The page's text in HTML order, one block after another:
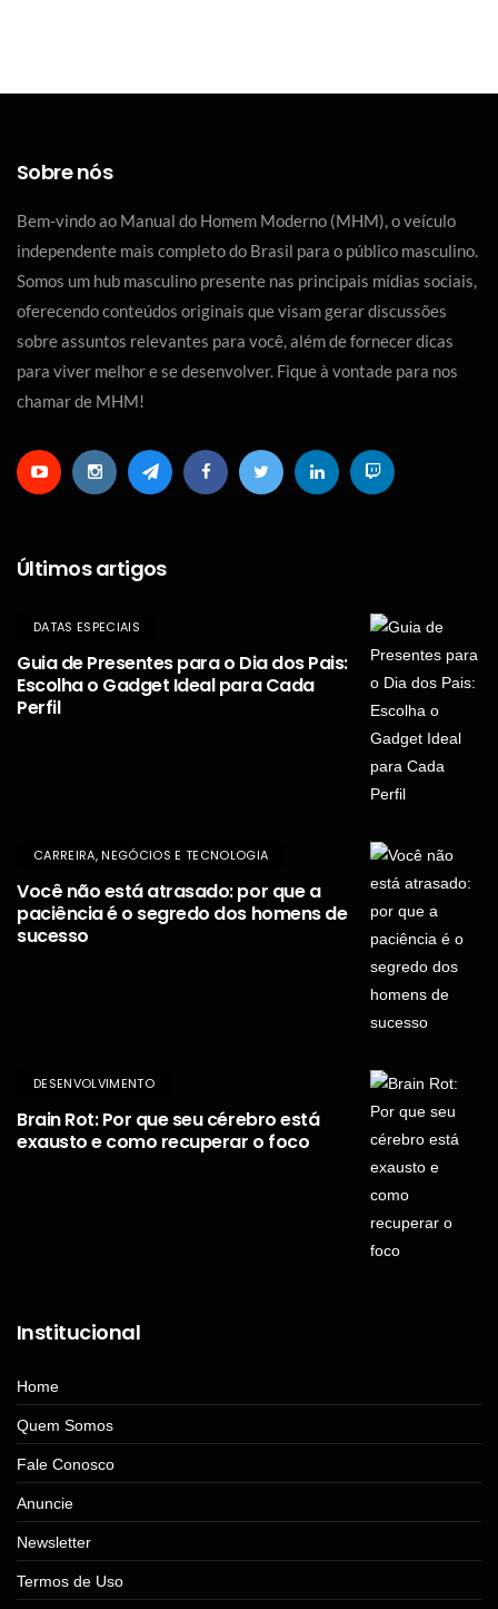
Sobre nós
Bem-vindo ao Manual do Homem Moderno (MHM), o veículo
independente mais completo do Brasil para o público masculino.
Somos um hub masculino presente nas principais mídias sociais,
oferecendo conteúdos originais que visam gerar discussões
sobre assuntos relevantes para você, além de fornecer dicas
para viver melhor e se desenvolver. Fique à vontade para nos
chamar de MHM!
Últimos artigos
DATAS ESPECIAIS
Guia de Presentes para o Dia dos Pais:
Escolha o Gadget Ideal para Cada
Perfil
CARREIRA, NEGÓCIOS E TECNOLOGIA
Você não está atrasado: por que a
paciência é o segredo dos homens de
sucesso
DESENVOLVIMENTO
Brain Rot: Por que seu cérebro está
exausto e como recuperar o foco
Institucional
Home
Quem Somos
Fale Conosco
Anuncie
Newsletter
Termos de Uso